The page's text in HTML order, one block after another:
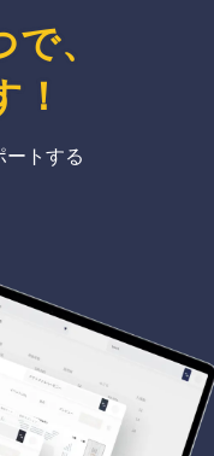
、
！
ートする